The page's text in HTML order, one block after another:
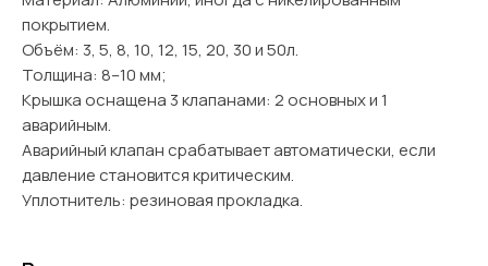
покрытием.
Объём: 3, 5, 8, 10, 12, 15, 20, 30 и 50л.
Толщина: 8–10 мм;
Крышка оснащена 3 клапанами: 2 основных и 1
аварийным.
Аварийный клапан срабатывает автоматически, если
давление становится критическим.
Уплотнитель: резиновая прокладка.